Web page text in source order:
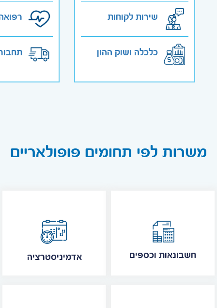
שירות לקוחות
כלכלה ושוק ההון
משרות לפי תחומים פופולאריים
אדמיניסטרציה חשבונאות וכספים